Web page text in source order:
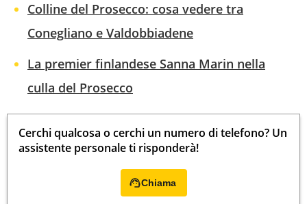
Colline del Prosecco: cosa vedere tra
Conegliano e Valdobbiadene
La premier finlandese Sanna Marin nella
culla del Prosecco
Cerchi qualcosa o cerchi un numero di telefono? Un
assistente personale ti risponderà!
Chiama